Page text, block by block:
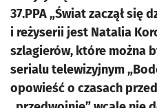
37.PPA „Świat zaczął się
i reżyserii jest Natalia
szlagierów, które można
serialu telewizyjnym
opowieść o czasach